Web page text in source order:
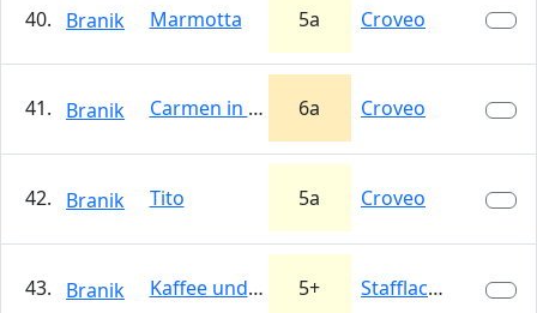
40. Branik Marmotta 5a Croveo
41. Branik Carmen in paradiso 6a Croveo
42. Branik Tito 5a Croveo
43. Branik Kaffee und Kuchen 5+ Stafflacher Wand